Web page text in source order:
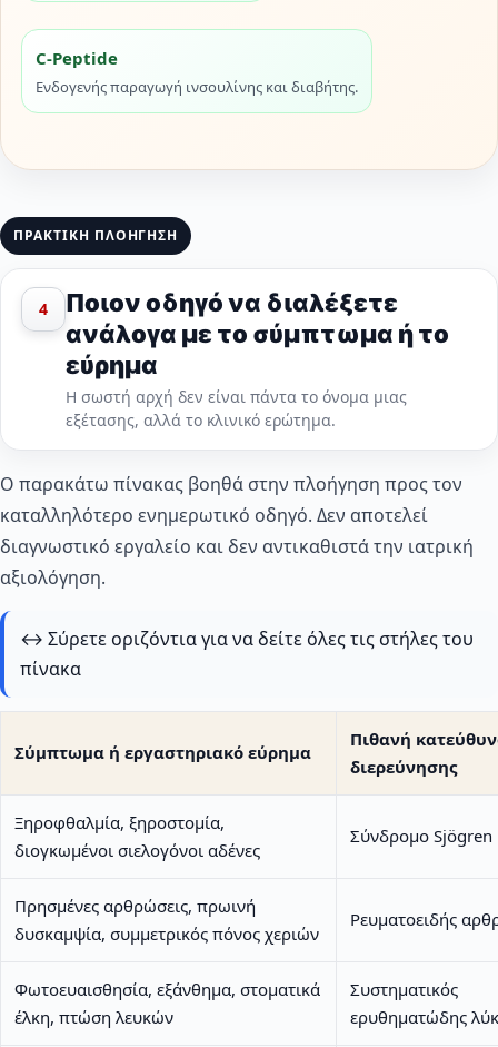
C-Peptide
Ενδογενής παραγωγή ινσουλίνης και διαβήτης.
ΠΡΑΚΤΙΚΗ ΠΛΟΗΓΗΣΗ
4
Ποιον οδηγό να διαλέξετε
ανάλογα με το σύμπτωμα ή το
εύρημα
Η σωστή αρχή δεν είναι πάντα το όνομα μιας
εξέτασης, αλλά το κλινικό ερώτημα.
Ο παρακάτω πίνακας βοηθά στην πλοήγηση προς τον
καταλληλότερο ενημερωτικό οδηγό. Δεν αποτελεί
διαγνωστικό εργαλείο και δεν αντικαθιστά την ιατρική
αξιολόγηση.
↔️ Σύρετε οριζόντια για να δείτε όλες τις στήλες του
πίνακα
Σύμπτωμα ή εργαστηριακό εύρημα
Πιθανή
διερεύνησης
Ξηροφθαλμία, ξηροστομία,
διογκωμένοι σιελογόνοι αδένες
Σύνδρομο Sjögren
Πρησμένες αρθρώσεις, πρωινή
δυσκαμψία, συμμετρικός πόνος χεριών
Ρευματοειδής
Φωτοευαισθησία, εξάνθημα, στοματικά
έλκη, πτώση λευκών
Συστηματικός
ερυθηματώδης